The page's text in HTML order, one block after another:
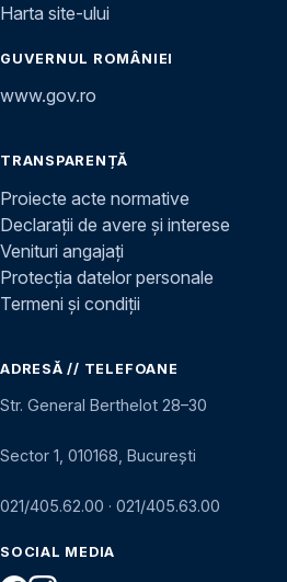
Harta site-ului
GUVERNUL ROMÂNIEI
www.gov.ro
TRANSPARENȚĂ
Proiecte acte normative
Declarații de avere și interese
Venituri angajați
Protecția datelor personale
Termeni și condiții
ADRESĂ // TELEFOANE
Str. General Berthelot 28–30
Sector 1, 010168, București
021/405.62.00 · 021/405.63.00
SOCIAL MEDIA